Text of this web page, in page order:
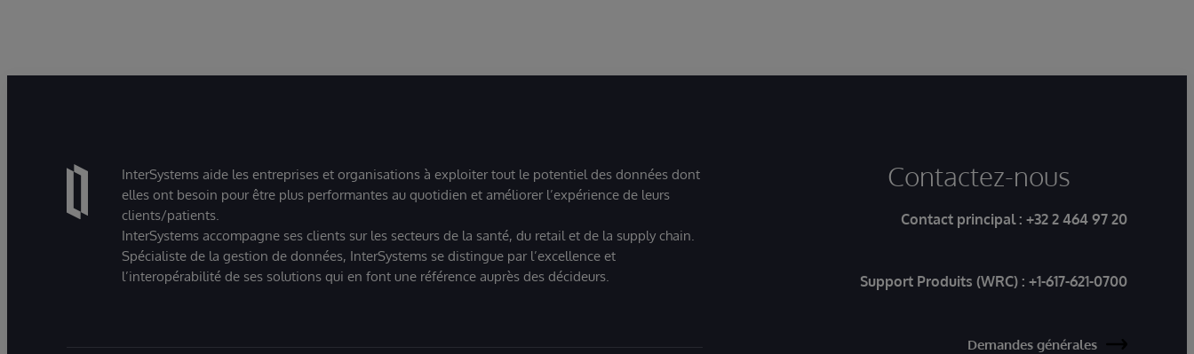
InterSystems aide les entreprises et organisations à exploiter tout le potentiel des données dont
elles ont besoin pour être plus performantes au quotidien et améliorer l’expérience de leurs
clients/patients.
InterSystems accompagne ses clients sur les secteurs de la santé, du retail et de la supply chain.
Spécialiste de la gestion de données, InterSystems se distingue par l’excellence et
l’interopérabilité de ses solutions qui en font une référence auprès des décideurs.
Contactez-nous
Contact principal : +32 2 464 97 20
Support Produits (WRC) : +1-617-621-0700
Demandes générales